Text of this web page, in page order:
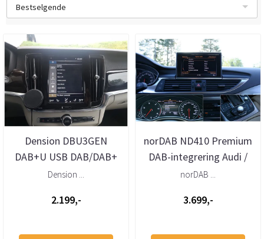
Bestselgende
Dension DBU3GEN
DAB+U USB DAB/DAB+
mottaker – helintegrert
Dension ...
2.199,-
norDAB ND410 Premium
DAB-integrering Audi /
VW / Bentley /
norDAB ...
3.699,-